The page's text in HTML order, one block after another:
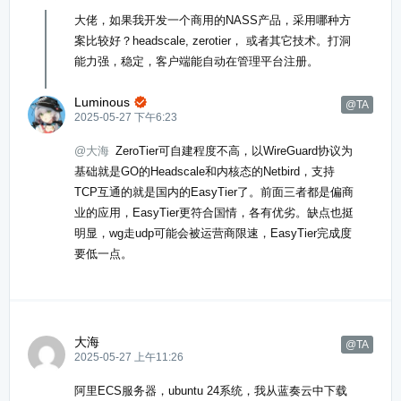
大佬，如果我开发一个商用的NASS产品，采用哪种方
案比较好？headscale, zerotier， 或者其它技术。打洞
能力强，稳定，客户端能自动在管理平台注册。
Luminous @TA

2025-05-27 下午6:23
@大海 ZeroTier可自建程度不高，以WireGuard协议为
基础就是GO的Headscale和内核态的Netbird，支持
TCP互通的就是国内的EasyTier了。前面三者都是偏商
业的应用，EasyTier更符合国情，各有优劣。缺点也挺
明显，wg走udp可能会被运营商限速，EasyTier完成度
要低一点。
大海
@TA
2025-05-27 上午11:26
阿里ECS服务器，ubuntu 24系统，我从蓝奏云中下载